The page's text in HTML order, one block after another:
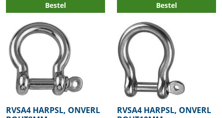
Bestel Bestel
RVSA4 HARPSL, ONVERL
RVSA4 HARPSL, ONVERL